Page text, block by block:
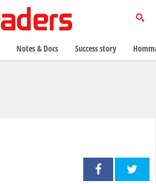
Notes & Docs Success story